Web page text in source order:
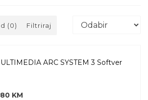
(0) Filtriraj
ARC SYSTEM 3 Softver
KM